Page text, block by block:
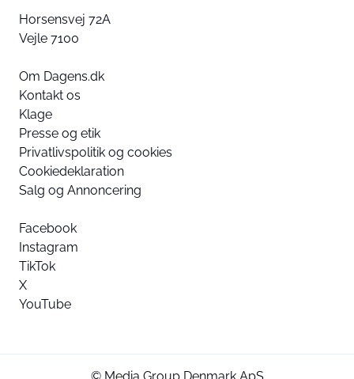
Horsensvej 72A
Vejle 7100
Om Dagens.dk
Kontakt os
Klage
Presse og etik
Privatlivspolitik og cookies
Cookiedeklaration
Salg og Annoncering
Facebook
Instagram
TikTok
X
YouTube